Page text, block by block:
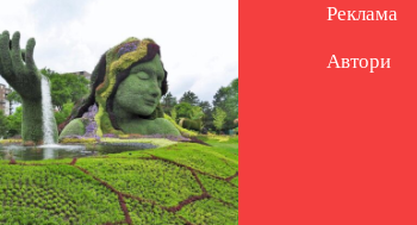
Реклама
Автори